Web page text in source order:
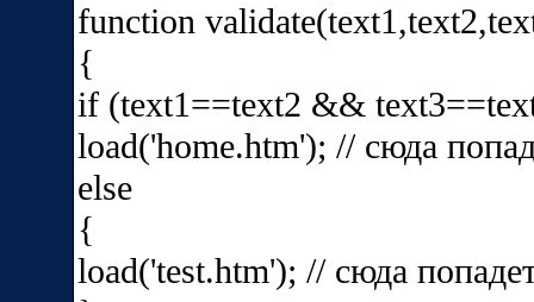
function
{
if (text1==text2 &&
load('home.htm'); // сюда
else
{
load('test.htm'); // сюда